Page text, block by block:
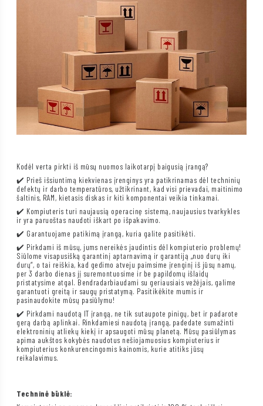
Kodėl verta pirkti iš mūsų nuomos laikotarpį baigusią įrangą?
✔️ Prieš išsiuntimą kiekvienas įrenginys yra patikrinamas dėl techninių
defektų ir darbo temperatūros, užtikrinant, kad visi prievadai, maitinimo
šaltinis, RAM, kietasis diskas ir kiti komponentai veikia tinkamai.
✔️ Kompiuteris turi naujausią operacinę sistemą, naujausius tvarkykles
ir yra paruoštas naudoti iškart po išpakavimo.
✔️ Garantuojame patikimą įrangą, kuria galite pasitikėti.
✔️ Pirkdami iš mūsų, jums nereikės jaudintis dėl kompiuterio problemų!
Siūlome visapusišką garantinį aptarnavimą ir garantiją „nuo durų iki
durų“, o tai reiškia, kad gedimo atveju paimsime įrenginį iš jūsų namų,
per 3 darbo dienas jį suremontuosime ir be papildomų išlaidų
pristatysime atgal. Bendradarbiaudami su geriausiais vežėjais, galime
garantuoti greitą ir saugų pristatymą. Pasitikėkite mumis ir
pasinaudokite mūsų pasiūlymu!
✔️ Pirkdami naudotą IT įrangą, ne tik sutaupote pinigų, bet ir padarote
gerą darbą aplinkai. Rinkdamiesi naudotą įrangą, padedate sumažinti
elektroninių atliekų kiekį ir apsaugoti mūsų planetą. Mūsų pasiūlymas
apima aukštos kokybės naudotus nešiojamuosius kompiuterius ir
kompiuterius konkurencingomis kainomis, kurie atitiks jūsų
reikalavimus.
Techninė būklė: